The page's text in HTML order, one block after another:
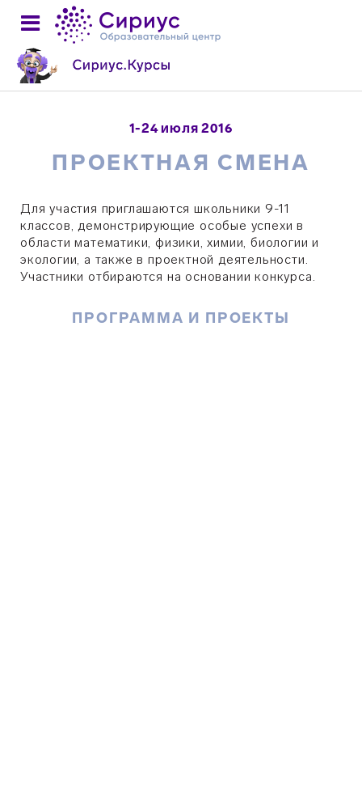
1-24 июля 2016
ПРОЕКТНАЯ СМЕНА
Для участия приглашаются школьники 9-11
классов, демонстрирующие особые успехи в
области математики, физики, химии, биологии и
экологии, а также в проектной деятельности.
Участники отбираются на основании конкурса.
ПРОГРАММА И ПРОЕКТЫ